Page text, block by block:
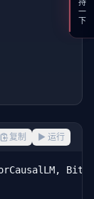
复制 ▶ 运行